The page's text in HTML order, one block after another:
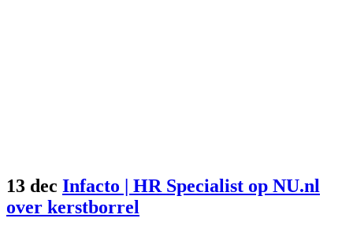
13 dec Infacto | HR Specialist op NU.nl
over kerstborrel